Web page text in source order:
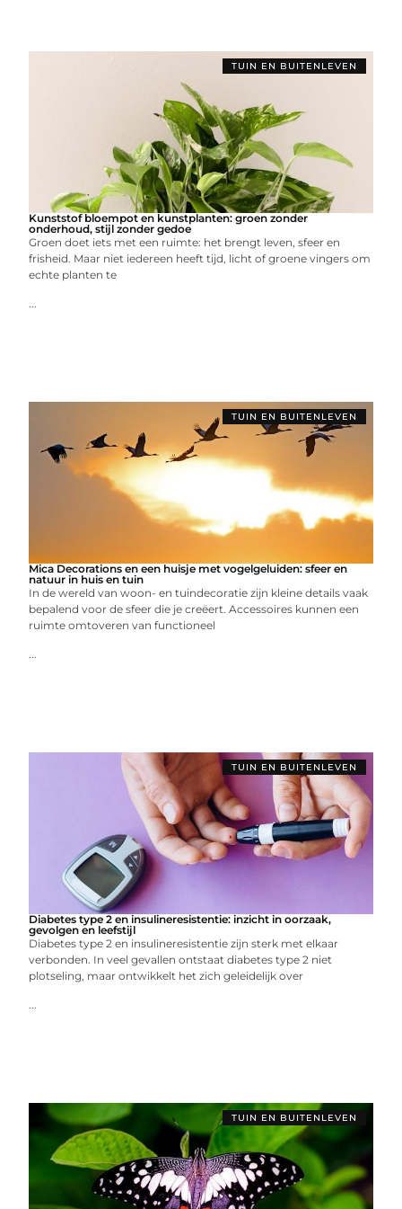
TUIN EN BUITENLEVEN
Kunststof bloempot en kunstplanten: groen zonder
onderhoud, stijl zonder gedoe
Groen doet iets met een ruimte: het brengt leven, sfeer en
frisheid. Maar niet iedereen heeft tijd, licht of groene vingers om
echte planten te
...
TUIN EN BUITENLEVEN
Mica Decorations en een huisje met vogelgeluiden: sfeer en
natuur in huis en tuin
In de wereld van woon- en tuindecoratie zijn kleine details vaak
bepalend voor de sfeer die je creëert. Accessoires kunnen een
ruimte omtoveren van functioneel
...
TUIN EN BUITENLEVEN
Diabetes type 2 en insulineresistentie: inzicht in oorzaak,
gevolgen en leefstijl
Diabetes type 2 en insulineresistentie zijn sterk met elkaar
verbonden. In veel gevallen ontstaat diabetes type 2 niet
plotseling, maar ontwikkelt het zich geleidelijk over
...
TUIN EN BUITENLEVEN